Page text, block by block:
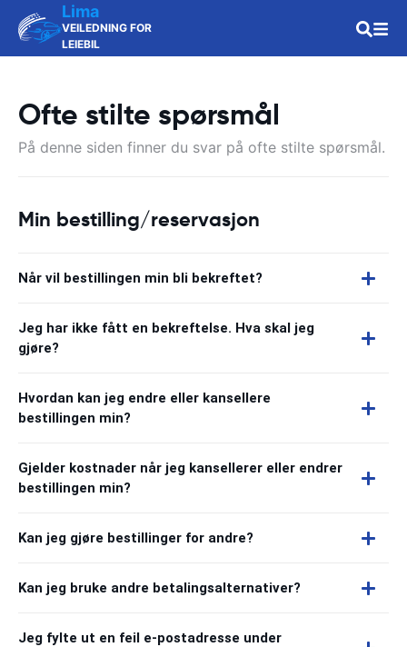
Lima
VEILEDNING FOR
LEIEBIL
Ofte stilte spørsmål
På denne siden finner du svar på ofte stilte spørsmål.
Min bestilling/reservasjon
Når vil bestillingen min bli bekreftet?
Jeg har ikke fått en bekreftelse. Hva skal jeg
gjøre?
Hvordan kan jeg endre eller kansellere
bestillingen min?
Gjelder kostnader når jeg kansellerer eller endrer
bestillingen min?
Kan jeg gjøre bestillinger for andre?
Kan jeg bruke andre betalingsalternativer?
Jeg fylte ut en feil e-postadresse under